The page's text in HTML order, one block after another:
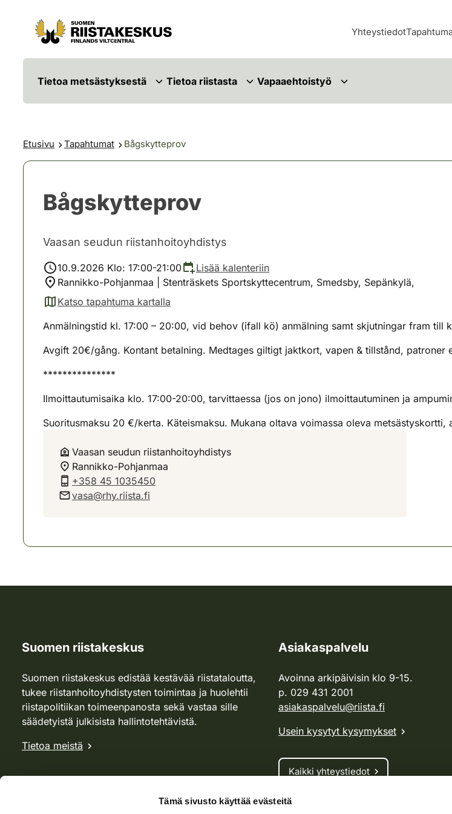
Tämä sivusto käyttää evästeitä
Siirry sisältöön
Siirry sivustokarttaan
Yhteystiedot
Tietoa metsästyksestä Tietoa riistasta Vapaaehtoistyö
Etusivu Tapahtumat Bågskytteprov
Bågskytteprov
Vaasan seudun riistanhoitoyhdistys
10.9.2026 Klo: 17:00-21:00
Lisää kalenteriin
Rannikko-Pohjanmaa | Stenträskets Sportskyttecentrum, Smedsby, Sepänkylä,
Katso tapahtuma kartalla
(avautuu uuteen välilehteen)
Anmälningstid kl. 17:00 – 20:00, vid behov (ifall kö) anmälning samt skjutningar fram
Avgift 20€/gång. Kontant betalning. Medtages giltigt jaktkort, vapen & tillstånd,
***************
Ilmoittautumisaika klo. 17:00-20:00, tarvittaessa (jos on jono) ilmoittautuminen ja
Suoritusmaksu 20 €/kerta. Käteismaksu. Mukana oltava voimassa oleva
Vaasan seudun riistanhoitoyhdistys
Rannikko-Pohjanmaa
+358 45 1035450
vasa@rhy.riista.fi
Suomen riistakeskus
Suomen riistakeskus edistää kestävää riistataloutta,
tukee riistanhoitoyhdistysten toimintaa ja huolehtii
riistapolitiikan toimeenpanosta sekä vastaa sille
säädetyistä julkisista hallintotehtävistä.
Tietoa meistä
Asiakaspalvelu
Avoinna arkipäivisin klo 9-15.
p. 029 431 2001
asiakaspalvelu@riista.fi
Usein kysytyt kysymykset
Kaikki yhteystiedot
Metsästyskortti-asiat